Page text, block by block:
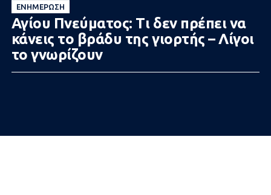
ΕΝΗΜΈΡΩΣΗ
Αγίου Πνεύματος: Τι δεν πρέπει να
κάνεις το βράδυ της γιορτής – Λίγοι
το γνωρίζουν